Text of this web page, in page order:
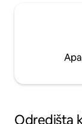
Odredišta